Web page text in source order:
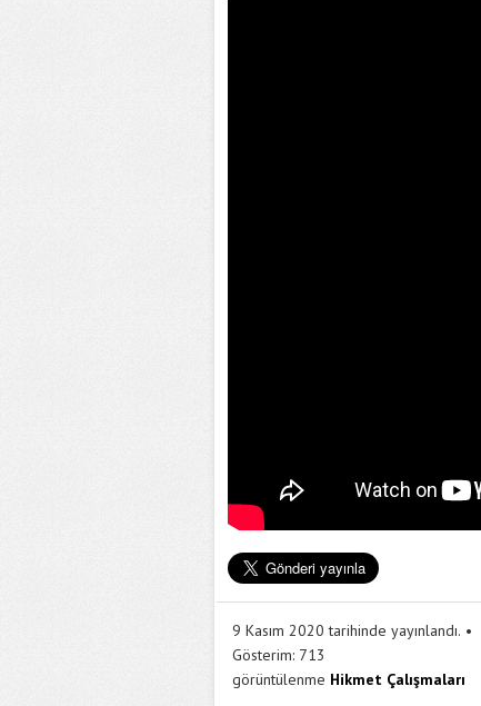
9 Kasım 2020 tarihinde yayınlandı.
Gösterim: 713
görüntülenme Hikmet Çalışmaları